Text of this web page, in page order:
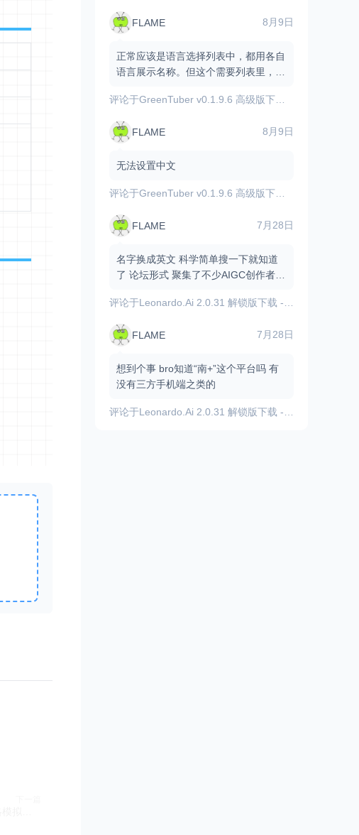
FLAME 8月9日
正常应该是语言选择列表中，都用各自
语言展示名称。但这个需要列表里，没
【中文】，但选择后又不管用。选择第
评论于GreenTuber v0.1.9.6 高级版下载 - YouTube第三方客户端/支持下载/无广告
FLAME 8月9日
无法设置中文
评论于GreenTuber v0.1.9.6 高级版下载 - YouTube第三方客户端/支持下载/无广告
FLAME 7月28日
名字换成英文 科学简单搜一下就知道
了 论坛形式 聚集了不少AIGC创作者和
评论于Leonardo.Ai 2.0.31 解锁版下载 - 内置GPT图像模型/AI图像视频生成
FLAME 7月28日
想到个事 bro知道“南+”这个平台吗 有
没有三方手机端之类的
评论于Leonardo.Ai 2.0.31 解锁版下载 - 内置GPT图像模型/AI图像视频生成